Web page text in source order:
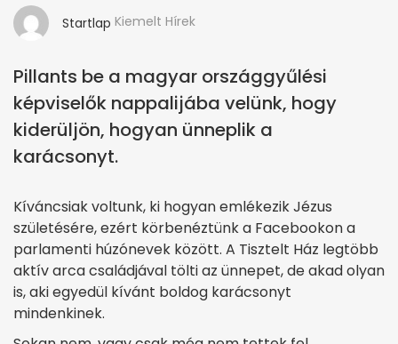
Startlap Kiemelt Hírek
Pillants be a magyar országgyűlési
képviselők nappalijába velünk, hogy
kiderüljön, hogyan ünneplik a
karácsonyt.
Kíváncsiak voltunk, ki hogyan emlékezik Jézus
születésére, ezért körbenéztünk a Facebookon a
parlamenti húzónevek között. A Tisztelt Ház legtöbb
aktív arca családjával tölti az ünnepet, de akad olyan
is, aki egyedül kívánt boldog karácsonyt
mindenkinek.